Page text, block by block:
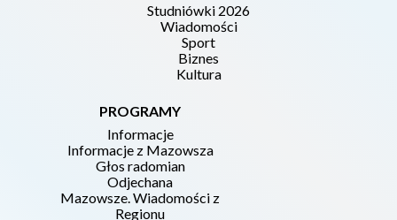
Studniówki 2026
Wiadomości
Sport
Biznes
Kultura
PROGRAMY
Informacje
Informacje z Mazowsza
Głos radomian
Odjechana
Mazowsze. Wiadomości z
Regionu